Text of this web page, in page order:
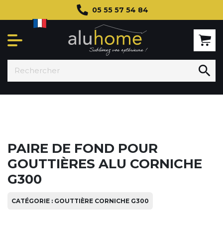
05 55 57 54 84

PAIRE DE FOND POUR
GOUTTIÈRES ALU CORNICHE
G300
CATÉGORIE : GOUTTIÈRE CORNICHE G300